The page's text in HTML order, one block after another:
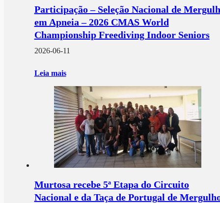
Participação – Seleção Nacional de
em Apneia – 2026 CMAS World
Championship Freediving Indoor Seniors
2026-06-11
Leia mais
Murtosa recebe 5ª Etapa do Circuito
Nacional e da Taça de Portugal de